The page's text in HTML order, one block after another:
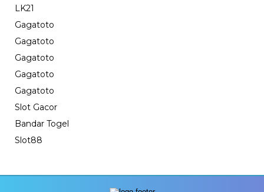
LK21
Gagatoto
Gagatoto
Gagatoto
Gagatoto
Gagatoto
Slot Gacor
Bandar Togel
Slot88